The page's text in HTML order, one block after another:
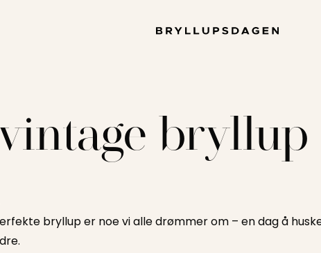
bryllup
bryllup er noe vi alle drømmer om – en dag å